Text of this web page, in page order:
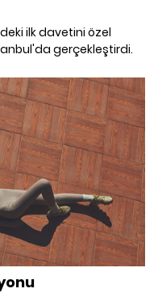
ilk davetini özel
gerçekleştirdi.